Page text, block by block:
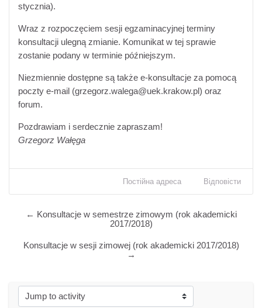
stycznia).
Wraz z rozpoczęciem sesji egzaminacyjnej terminy
konsultacji ulegną zmianie. Komunikat w tej sprawie
zostanie podany w terminie późniejszym.
Niezmiennie dostępne są także e-konsultacje za pomocą
poczty e-mail (grzegorz.walega@uek.krakow.pl) oraz
forum.
Pozdrawiam i serdecznie zapraszam!
Grzegorz Wałęga
Постійна адреса Відповісти
← Konsultacje w semestrze zimowym (rok akademicki
2017/2018)
Konsultacje w sesji zimowej (rok akademicki 2017/2018)
→
Jump to activity